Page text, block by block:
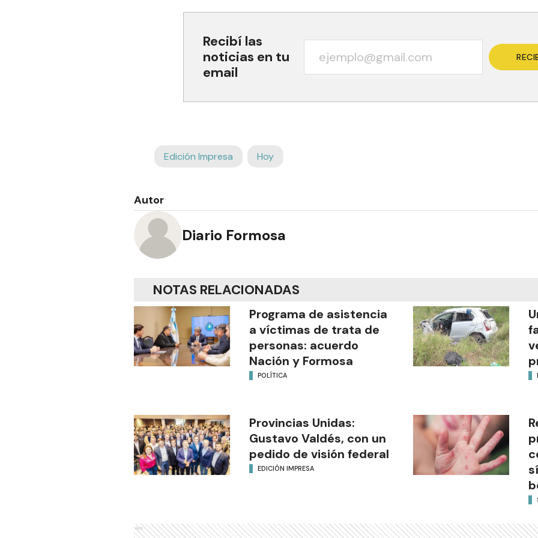
Recibí las
noticias en tu
email
Edición Impresa Hoy
Autor
Diario Formosa
NOTAS RELACIONADAS
Programa de asistencia
a víctimas de trata de
personas: acuerdo
Nación y Formosa
POLÍTICA
Provincias Unidas:
Gustavo Valdés, con un
pedido de visión federal
EDICIÓN IMPRESA
Ads